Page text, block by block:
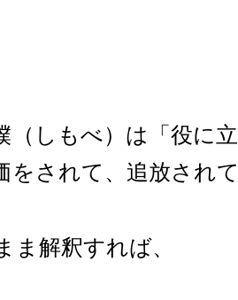
（しもべ）は「役に
をされて、追放され
ま解釈すれば、